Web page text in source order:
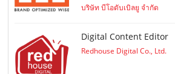
บริษัท บีโอดับเบิลยู จำกัด
Digital Content Editor
Redhouse Digital Co., Ltd.